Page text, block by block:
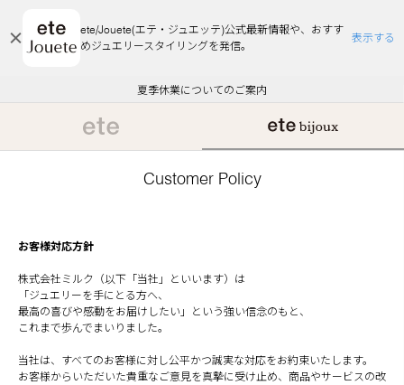
ete/Jouete(エテ・ジュエッテ)公式最新情報や、おすす
めジュエリースタイリングを発信。
表示する
エコラッピング及びエコポイント付与のご案内
ご注文いただいたお品物のお届け状況について
夏季休業についてのご案内
WEB Limited Items >>
採用のご案内
悪質な偽サイトにご注意ください
エコラッピング及びエコポイント付与のご案内
ご注文いただいたお品物のお届け状況について
Customer Policy
お客様対応方針
株式会社ミルク（以下「当社」といいます）は
「ジュエリーを手にとる方へ、
最高の喜びや感動をお届けしたい」という強い信念のもと、
これまで歩んでまいりました。
当社は、すべてのお客様に対し公平かつ誠実な対応をお約束いたします。
お客様からいただいた貴重なご意見を真摯に受け止め、商品やサービスの改